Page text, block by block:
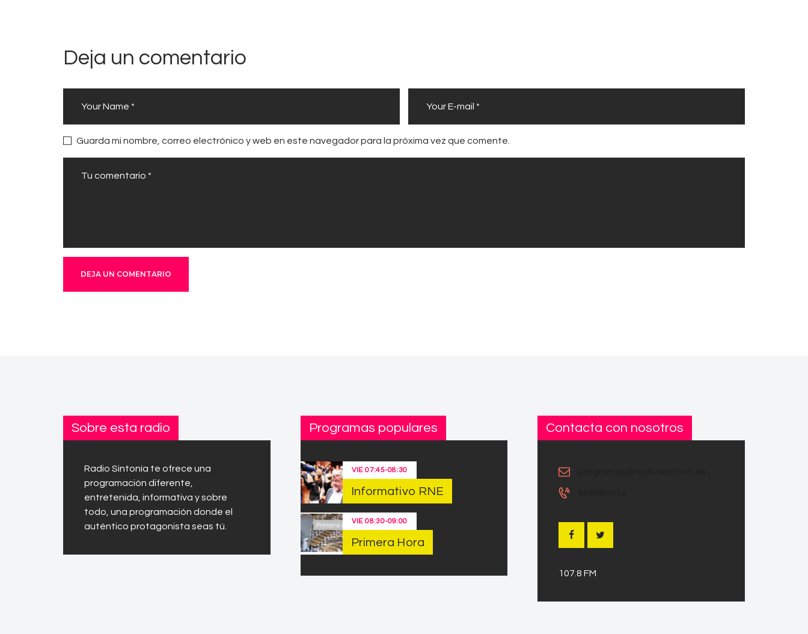
Deja un comentario
Guarda mi nombre, correo electrónico y web en este navegador para la próxima vez que comente.
Sobre esta radio
Radio Sintonía te ofrece una
programación diferente,
entretenida, informativa y sobre
todo, una programación donde el
auténtico protagonista seas tú.
Programas populares
VIE07:45-08:30
Informativo RNE
VIE08:30-09:00
Primera Hora
Contacta con nosotros
107.8 FM